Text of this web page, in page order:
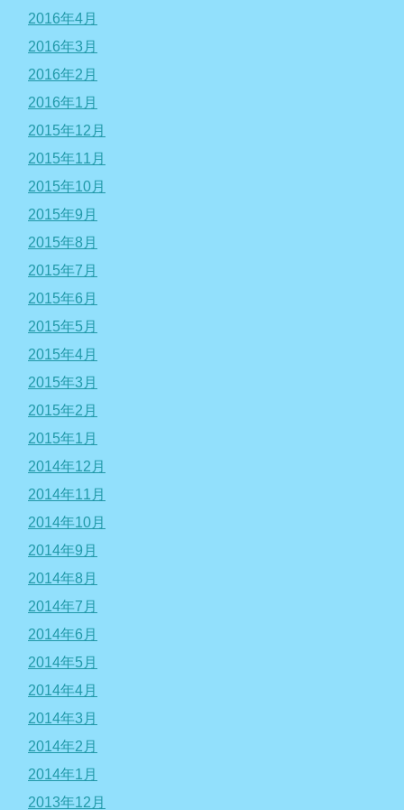
2016年4月
2016年3月
2016年2月
2016年1月
2015年12月
2015年11月
2015年10月
2015年9月
2015年8月
2015年7月
2015年6月
2015年5月
2015年4月
2015年3月
2015年2月
2015年1月
2014年12月
2014年11月
2014年10月
2014年9月
2014年8月
2014年7月
2014年6月
2014年5月
2014年4月
2014年3月
2014年2月
2014年1月
2013年12月